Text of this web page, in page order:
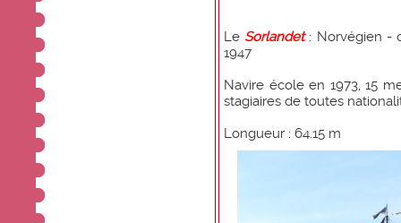
Le Sorlandet: Norvégien -
1947
Navire école en 1973, 15
stagiaires de toutes
Longueur : 64.15 m